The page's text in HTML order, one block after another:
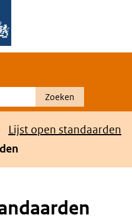
Zoeken
Lijst open standaarden